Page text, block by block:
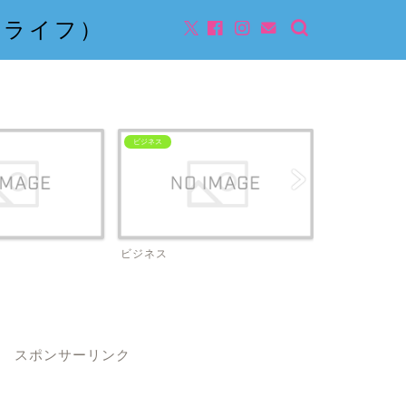
イフ）
ビジネス
ビジネス
スポンサーリンク